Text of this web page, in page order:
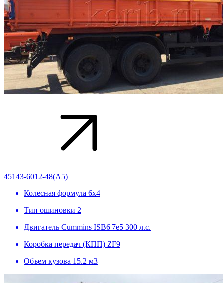
45143-6012-48(А5)
Колесная формула 6х4
Тип ошиновки 2
Двигатель Cummins ISB6.7e5 300 л.с.
Коробка передач (КПП) ZF9
Объем кузова 15.2 м3